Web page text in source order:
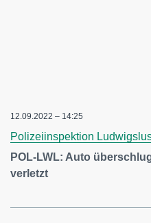
12.09.2022 – 14:25
Polizeiinspektion
POL-LWL: Auto
verletzt